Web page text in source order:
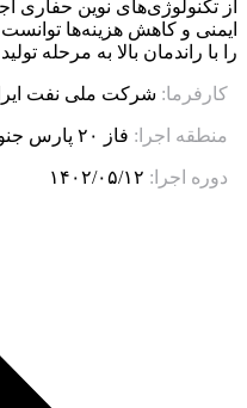
از تکنولوژی‌های نوین حفاری
را با راندمان بالا به مرحله
کارفرما: شرکت ملی نفت
منطقه اجرا: فاز ۲۰ پارس جنوبی (خلیج فارس)
دوره اجرا: